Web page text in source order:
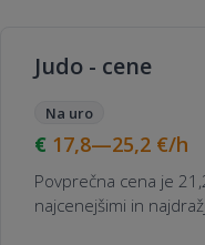
Judo - cene
Na uro
17,8—25,2 €/h
Povprečna cena je
najcenejšimi in